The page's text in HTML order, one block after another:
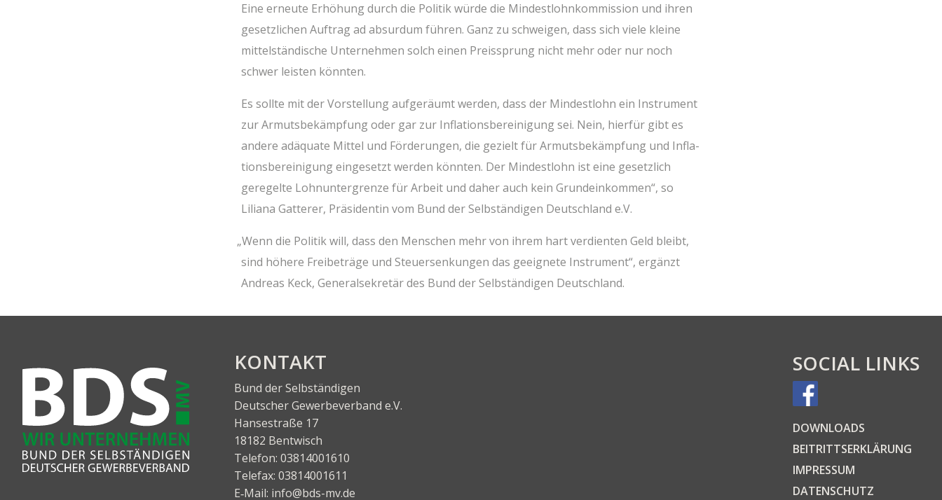
Eine erneu­te Erhö­hung durch die Poli­tik wür­de die Min­dest­lohn­kom­mis­si­on und ihren
gesetz­li­chen Auf­trag ad absur­dum füh­ren. Ganz zu schwei­gen, dass sich vie­le klei­ne
mit­tel­stän­di­sche Unter­neh­men solch einen Preis­sprung nicht mehr oder nur noch
schwer leis­ten könnten.
Es soll­te mit der Vor­stel­lung auf­ge­räumt wer­den, dass der Min­dest­lohn ein Instru­ment
zur Armuts­be­kämp­fung oder gar zur Infla­ti­ons­be­rei­ni­gung sei. Nein, hier­für gibt es
ande­re adäqua­te Mit­tel und För­de­run­gen, die gezielt für Armuts­be­kämp­fung und Infla­
ti­ons­be­rei­ni­gung ein­ge­setzt wer­den könn­ten. Der Min­dest­lohn ist eine gesetz­lich
gere­gel­te Lohn­un­ter­gren­ze für Arbeit und daher auch kein Grund­ein­kom­men“, so
Lilia­na Gat­te­rer, Prä­si­den­tin vom Bund der Selb­stän­di­gen Deutsch­land e.V.
„Wenn die Poli­tik will, dass den Men­schen mehr von ihrem hart ver­dien­ten Geld bleibt,
sind höhe­re Frei­be­trä­ge und Steu­er­sen­kun­gen das geeig­ne­te Instru­ment“, ergänzt
Andre­as Keck, Gene­ral­se­kre­tär des Bund der Selb­stän­di­gen Deutschland.
KON­TAKT
Bund der Selbständigen
Deut­scher Gewer­be­ver­band e.V.
Han­se­stra­ße 17
18182 Bentwisch
Tele­fon: 03814001610
Tele­fax: 03814001611
E‑Mail: info@bds-mv.de
SOCIAL LINKS
DOWN­LOADS
BEI­TRITTS­ER­KLÄ­RUNG
IMPRES­SUM
DATEN­SCHUTZ